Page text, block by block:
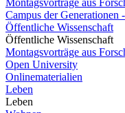
Montagsvorträge aus
Campus der Generationen
Öffentliche Wissenschaft
Öffentliche Wissenschaft
Montagsvorträge aus
Open University
Onlinematerialien
Leben
Leben